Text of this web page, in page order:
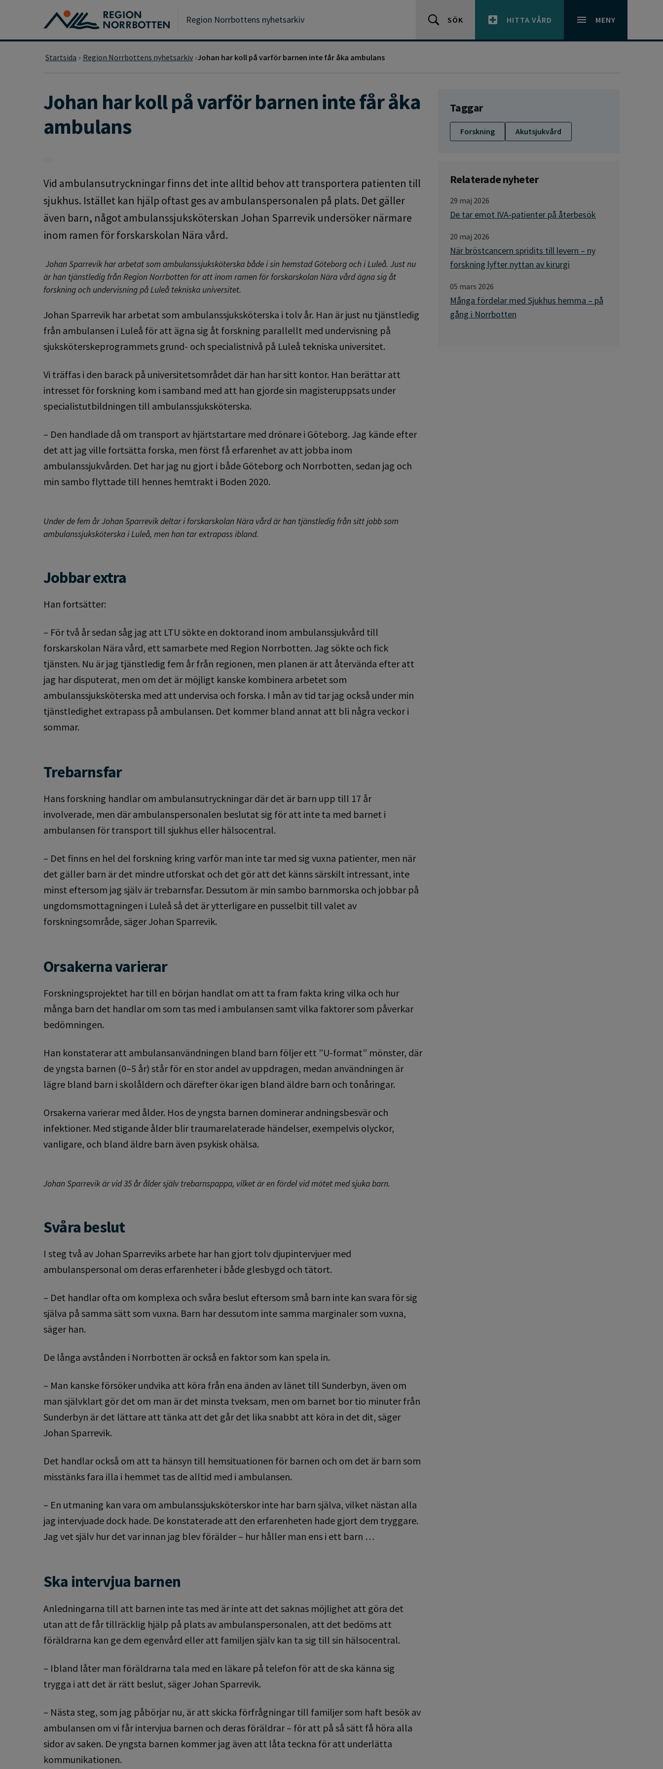
Gå till huvudmeny
Gå till övergripande innehåll
Region Norrbottens nyhetsarkiv SÖK HITTA VÅRD MENY
Startsida Region Norrbottens nyhetsarkiv Johan har koll på varför barnen inte får åka ambulans
Johan har koll på varför barnen inte får åka
ambulans
Vid ambulansutryckningar finns det inte alltid behov att transportera patienten till
sjukhus. Istället kan hjälp oftast ges av ambulanspersonalen på plats. Det gäller
även barn, något ambulanssjuksköterskan Johan Sparrevik undersöker närmare
inom ramen för forskarskolan Nära vård.
Johan Sparrevik har arbetat som ambulanssjuksköterska både i sin hemstad Göteborg och i Luleå. Just nu
är han tjänstledig från Region Norrbotten för att inom ramen för forskarskolan Nära vård ägna sig åt
forskning och undervisning på Luleå tekniska universitet.
Johan Sparrevik har arbetat som ambulanssjuksköterska i tolv år. Han är just nu tjänstledig
från ambulansen i Luleå för att ägna sig åt forskning parallellt med undervisning på
sjuksköterskeprogrammets grund- och specialistnivå på Luleå tekniska universitet.
Vi träffas i den barack på universitetsområdet där han har sitt kontor. Han berättar att
intresset för forskning kom i samband med att han gjorde sin magisteruppsats under
specialistutbildningen till ambulanssjuksköterska.
– Den handlade då om transport av hjärtstartare med drönare i Göteborg. Jag kände efter
det att jag ville fortsätta forska, men först få erfarenhet av att jobba inom
ambulanssjukvården. Det har jag nu gjort i både Göteborg och Norrbotten, sedan jag och
min sambo flyttade till hennes hemtrakt i Boden 2020.
Under de fem år Johan Sparrevik deltar i forskarskolan Nära vård är han tjänstledig från sitt jobb som
ambulanssjuksköterska i Luleå, men han tar extrapass ibland.
Jobbar extra
Han fortsätter:
– För två år sedan såg jag att LTU sökte en doktorand inom ambulanssjukvård till
forskarskolan Nära vård, ett samarbete med Region Norrbotten. Jag sökte och fick
tjänsten. Nu är jag tjänstledig fem år från regionen, men planen är att återvända efter att
jag har disputerat, men om det är möjligt kanske kombinera arbetet som
ambulanssjuksköterska med att undervisa och forska. I mån av tid tar jag också under min
tjänstledighet extrapass på ambulansen. Det kommer bland annat att bli några veckor i
sommar.
Trebarnsfar
Hans forskning handlar om ambulansutryckningar där det är barn upp till 17 år
involverade, men där ambulanspersonalen beslutat sig för att inte ta med barnet i
ambulansen för transport till sjukhus eller hälsocentral.
– Det finns en hel del forskning kring varför man inte tar med sig vuxna patienter, men när
det gäller barn är det mindre utforskat och det gör att det känns särskilt intressant, inte
minst eftersom jag själv är trebarnsfar. Dessutom är min sambo barnmorska och jobbar på
ungdomsmottagningen i Luleå så det är ytterligare en pusselbit till valet av
forskningsområde, säger Johan Sparrevik.
Orsakerna varierar
Forskningsprojektet har till en början handlat om att ta fram fakta kring vilka och hur
många barn det handlar om som tas med i ambulansen samt vilka faktorer som påverkar
bedömningen.
Han konstaterar att ambulansanvändningen bland barn följer ett ”U-format” mönster, där
de yngsta barnen (0–5 år) står för en stor andel av uppdragen, medan användningen är
lägre bland barn i skolåldern och därefter ökar igen bland äldre barn och tonåringar.
Orsakerna varierar med ålder. Hos de yngsta barnen dominerar andningsbesvär och
infektioner. Med stigande ålder blir traumarelaterade händelser, exempelvis olyckor,
vanligare, och bland äldre barn även psykisk ohälsa.
Johan Sparrevik är vid 35 år ålder själv trebarnspappa, vilket är en fördel vid mötet med sjuka barn.
Svåra beslut
I steg två av Johan Sparreviks arbete har han gjort tolv djupintervjuer med
ambulanspersonal om deras erfarenheter i både glesbygd och tätort.
– Det handlar ofta om komplexa och svåra beslut eftersom små barn inte kan svara för sig
själva på samma sätt som vuxna. Barn har dessutom inte samma marginaler som vuxna,
säger han.
De långa avstånden i Norrbotten är också en faktor som kan spela in.
– Man kanske försöker undvika att köra från ena änden av länet till Sunderbyn, även om
man självklart gör det om man är det minsta tveksam, men om barnet bor tio minuter från
Sunderbyn är det lättare att tänka att det går det lika snabbt att köra in det dit, säger
Johan Sparrevik.
Det handlar också om att ta hänsyn till hemsituationen för barnen och om det är barn som
misstänks fara illa i hemmet tas de alltid med i ambulansen.
– En utmaning kan vara om ambulanssjuksköterskor inte har barn själva, vilket nästan alla
jag intervjuade dock hade. De konstaterade att den erfarenheten hade gjort dem tryggare.
Jag vet själv hur det var innan jag blev förälder – hur håller man ens i ett barn …
Ska intervjua barnen
Anledningarna till att barnen inte tas med är inte att det saknas möjlighet att göra det
utan att de får tillräcklig hjälp på plats av ambulanspersonalen, att det bedöms att
föräldrarna kan ge dem egenvård eller att familjen själv kan ta sig till sin hälsocentral.
– Ibland låter man föräldrarna tala med en läkare på telefon för att de ska känna sig
trygga i att det är rätt beslut, säger Johan Sparrevik.
– Nästa steg, som jag påbörjar nu, är att skicka förfrågningar till familjer som haft besök av
ambulansen om vi får intervjua barnen och deras föräldrar – för att på så sätt få höra alla
sidor av saken. De yngsta barnen kommer jag även att låta teckna för att underlätta
kommunikationen.
Taggar
Forskning Akutsjukvård
Relaterade nyheter
29 maj 2026
De tar emot IVA-patienter på återbesök
20 maj 2026
När bröstcancern spridits till levern – ny
forskning lyfter nyttan av kirurgi
05 mars 2026
Många fördelar med Sjukhus hemma – på
gång i Norrbotten